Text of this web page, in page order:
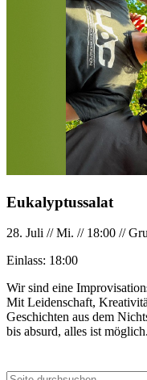
Eukalyptussalat
28. Juli //Mi. // 18:00 //
Einlass: 18:00
Wir sind eine
Mit Leidenschaft,
Geschichten aus dem
bis absurd, alles ist